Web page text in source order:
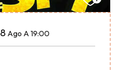
8 Ago A 19:00